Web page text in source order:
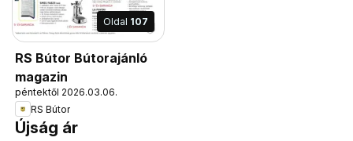
Oldal 107
RS Bútor Bútorajánló
magazin
péntektől 2026.03.06.
RS Bútor
Újság ár